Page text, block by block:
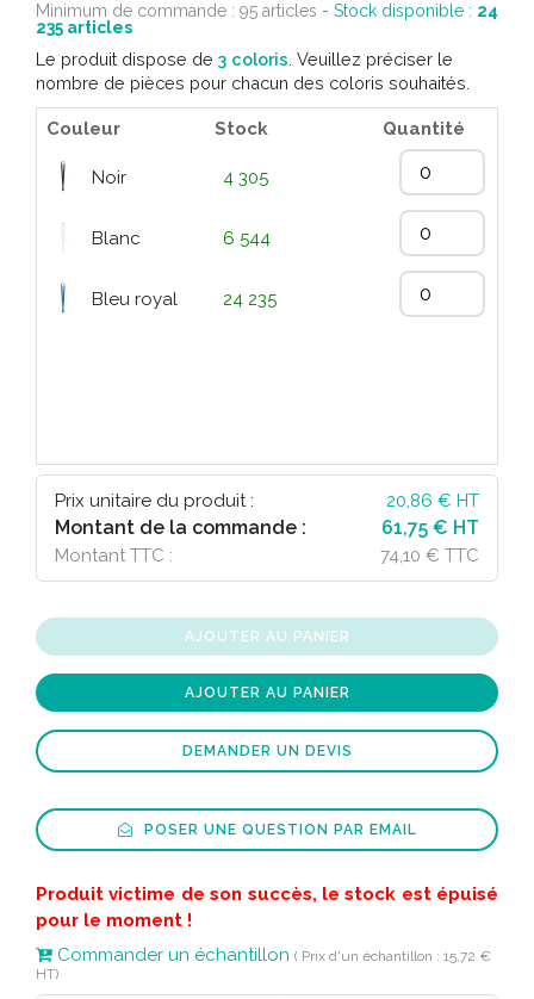
Minimum de commande : 95 articles - Stock disponible : 24
235 articles
Le produit dispose de 3 coloris . Veuillez préciser le
nombre de pièces pour chacun des coloris souhaités.
Couleur Stock Quantité
Noir 4 305
Blanc 6 544
Bleu royal 24 235
Prix unitaire du produit : 20,86 € HT
Montant de la commande : 61,75 € HT
Montant TTC : 74,10 € TTC
AJOUTER AU PANIER
AJOUTER AU PANIER
DEMANDER UN DEVIS
POSER UNE QUESTION PAR EMAIL
Produit victime de son succès, le stock est épuisé
pour le moment !
Commander un échantillon ( Prix d'un échantillon : 15,72 €
HT)